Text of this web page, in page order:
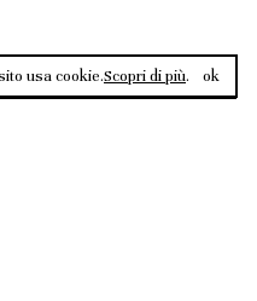
usa cookie.Scopri di più. ok